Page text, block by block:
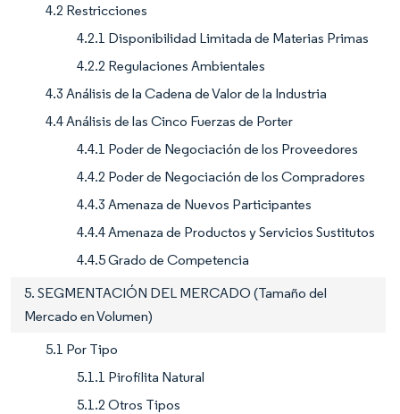
4.2 Restricciones
4.2.1 Disponibilidad Limitada de Materias Primas
4.2.2 Regulaciones Ambientales
4.3 Análisis de la Cadena de Valor de la Industria
4.4 Análisis de las Cinco Fuerzas de Porter
4.4.1 Poder de Negociación de los Proveedores
4.4.2 Poder de Negociación de los Compradores
4.4.3 Amenaza de Nuevos Participantes
4.4.4 Amenaza de Productos y Servicios Sustitutos
4.4.5 Grado de Competencia
5. SEGMENTACIÓN DEL MERCADO (Tamaño del
Mercado en Volumen)
5.1 Por Tipo
5.1.1 Pirofilita Natural
5.1.2 Otros Tipos